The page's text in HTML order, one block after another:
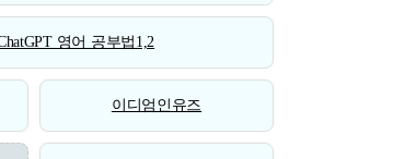
영어 공부법1,2
이디엄인유즈